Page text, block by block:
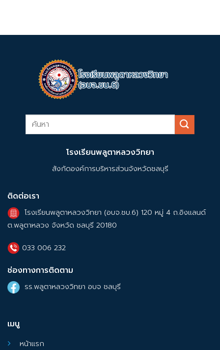
โรงเรียนพลูตาหลวงวิทยา
สังกัดองค์การบริหารส่วนจังหวัดชลบุรี
เมนู
หน้าแรก
ติดต่อเรา
โรงเรียนพลูตาหลวงวิทยา (อบจ.ชบ.6) 120 หมู่ 4 ถ.อิงแลนด์
ต.พลูตาหลวง จังหวัด ชลบุรี 20180
033 006 232
ช่องทางการติดตาม
รร.พลูตาหลวงวิทยา อบจ ชลบุรี